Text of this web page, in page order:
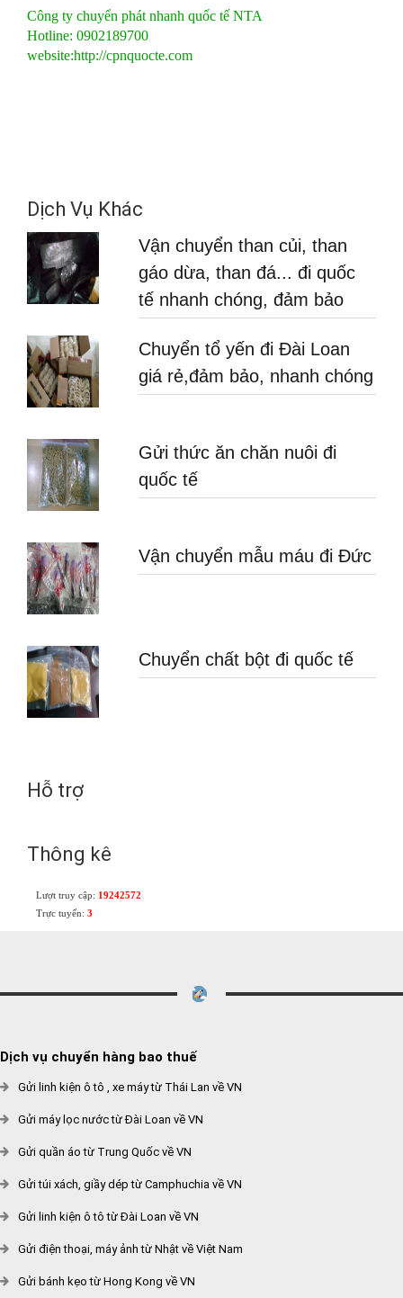
Công ty chuyển phát nhanh quốc tế NTA
Hotline: 0902189700
website:http://cpnquocte.com
Dịch Vụ Khác
Vận chuyển than củi, than
gáo dừa, than đá... đi quốc
tế nhanh chóng, đảm bảo
Chuyển tổ yến đi Đài Loan
giá rẻ,đảm bảo, nhanh chóng
Gửi thức ăn chăn nuôi đi
quốc tế
Vận chuyển mẫu máu đi Đức
Chuyển chất bột đi quốc tế
Hỗ trợ
Thông kê
Lượt truy cập: 19242572
Trực tuyến: 3
Dịch vụ chuyển hàng bao thuế
Gửi linh kiện ô tô , xe máy từ Thái Lan về VN
Gửi máy lọc nước từ Đài Loan về VN
Gửi quần áo từ Trung Quốc về VN
Gửi túi xách, giầy dép từ Camphuchia về VN
Gửi linh kiện ô tô từ Đài Loan về VN
Gửi điện thoại, máy ảnh từ Nhật về Việt Nam
Gửi bánh kẹo từ Hong Kong về VN